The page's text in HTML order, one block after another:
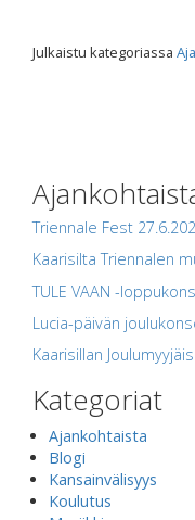
Julkaistu kategoriassa
Triennale Fest
Kaarisilta Triennalen
TULE VAAN -
Lucia-päivän
Kaarisillan
Kategoriat
Ajankohtaista
Blogi
Kansainvälisyys
Koulutus